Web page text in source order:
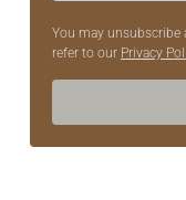
You may unsubscribe
refer to our Privacy